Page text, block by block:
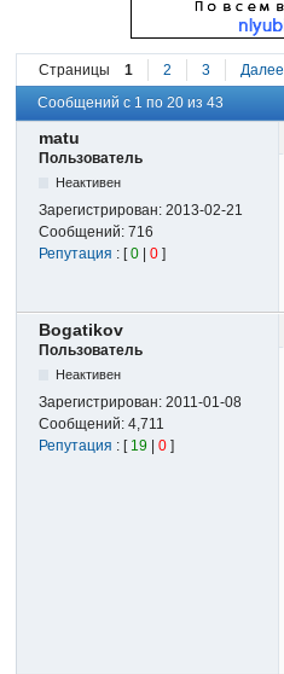
Страницы 1 2 3 Далее
Сообщений с 1 по 20 из 43
matu
Пользователь
Неактивен
Зарегистрирован:2013-02-21
Сообщений:716
Репутация : [0 |0 ]
Bogatikov
Пользователь
Неактивен
Зарегистрирован:2011-01-08
Сообщений:4,711
Репутация : [ 19 |0 ]